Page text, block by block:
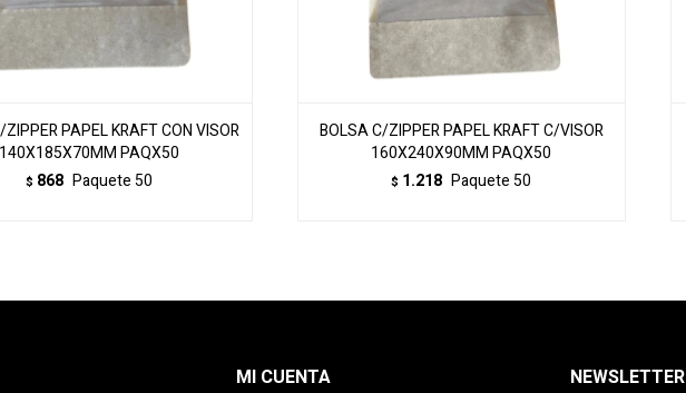
PAPEL KRAFT CON VISOR
140X185X70MM PAQX50
$ 868 Paquete 50
BOLSA C/ZIPPER PAPEL KRAFT C/VISOR
160X240X90MM PAQX50
$ 1.218 Paquete 50
MI CUENTA NEWSLETTER